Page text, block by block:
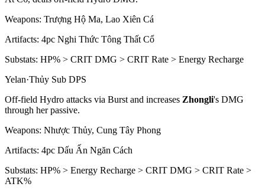
Weapons: Trượng Hộ Ma, Lao Xiên Cá
Artifacts: 4pc Nghi Thức Tông Thất Cổ
Substats: HP% > CRIT DMG > CRIT Rate > Energy Recharge
Yelan·Thủy Sub DPS
Off-field Hydro attacks via Burst and increases Zhongli's DMG
through her passive.
Weapons: Nhược Thủy, Cung Tây Phong
Artifacts: 4pc Dấu Ấn Ngăn Cách
Substats: HP% > Energy Recharge > CRIT DMG > CRIT Rate >
ATK%